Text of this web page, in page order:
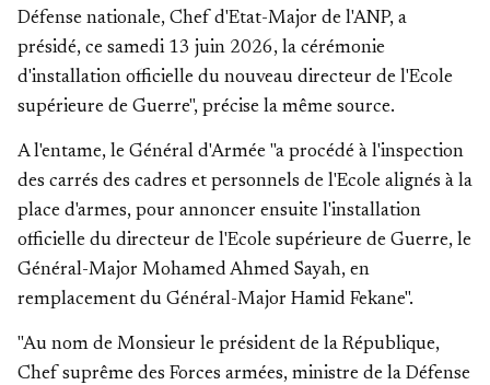
Défense nationale, Chef d'Etat-Major de l'ANP, a
présidé, ce samedi 13 juin 2026, la cérémonie
d'installation officielle du nouveau directeur de l'Ecole
supérieure de Guerre", précise la même source.
A l'entame, le Général d'Armée "a procédé à l'inspection
des carrés des cadres et personnels de l'Ecole alignés à la
place d'armes, pour annoncer ensuite l'installation
officielle du directeur de l'Ecole supérieure de Guerre, le
Général-Major Mohamed Ahmed Sayah, en
remplacement du Général-Major Hamid Fekane".
"Au nom de Monsieur le président de la République,
Chef suprême des Forces armées, ministre de la Défense